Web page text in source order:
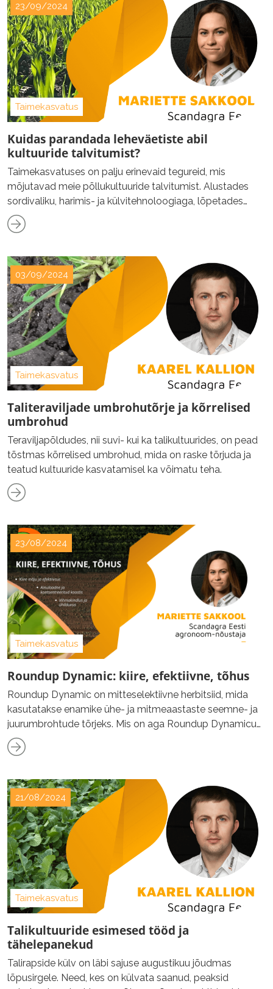
23/09/2024
Taimekasvatus
Kuidas parandada leheväetiste abil
kultuuride talvitumist?
Taimekasvatuses on palju erinevaid tegureid, mis
mõjutavad meie põllukultuuride talvitumist. Alustades
sordivaliku, harimis- ja külvitehnoloogiaga, lõpetades
mineraalse väetamise ning taimekaitsega.
03/09/2024
Taimekasvatus
Taliteraviljade umbrohutõrje ja kõrrelised
umbrohud
Teraviljapõldudes, nii suvi- kui ka talikultuurides, on pead
tõstmas kõrrelised umbrohud, mida on raske tõrjuda ja
teatud kultuuride kasvatamisel ka võimatu teha.
23/08/2024
Taimekasvatus
Roundup Dynamic: kiire, efektiivne, tõhus
Roundup Dynamic on mitteselektiivne herbitsiid, mida
kasutatakse enamike ühe- ja mitmeaastaste seemne- ja
juurumbrohtude tõrjeks. Mis on aga Roundup Dynamicu
eelised teiste sama toimeainet sisaldavate toodete ees?
21/08/2024
Taimekasvatus
Talikultuuride esimesed tööd ja
tähelepanekud
Talirapside külv on läbi sajuse augustikuu jõudmas
lõpusirgele. Need, kes on külvata saanud, peaksid